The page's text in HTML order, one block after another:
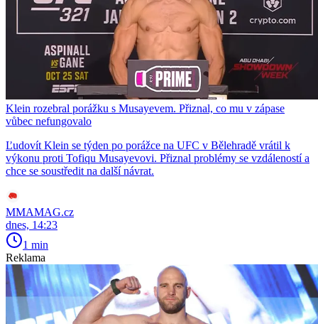
Klein rozebral porážku s Musayevem. Přiznal, co mu v zápase
vůbec nefungovalo
Ľudovít Klein se týden po porážce na UFC v Bělehradě vrátil k
výkonu proti Tofiqu Musayevovi. Přiznal problémy se vzdáleností a
chce se soustředit na další návrat.
MMAMAG.cz
dnes, 14:23
1 min
Reklama